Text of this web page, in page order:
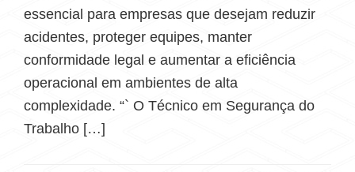
essencial para empresas que desejam reduzir
acidentes, proteger equipes, manter
conformidade legal e aumentar a eficiência
operacional em ambientes de alta
complexidade. “` O Técnico em Segurança do
Trabalho […]